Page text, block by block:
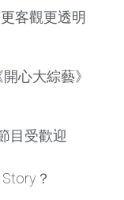
客觀更透明
心大綜藝》
目受歡迎
？